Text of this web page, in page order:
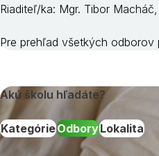
Riaditeľ/ka: Mgr. Tibor
Pre prehľad všetkých odborov
Akú školu hľadáte?
KategórieOdboryLokalita